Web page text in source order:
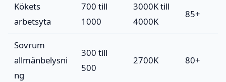
Kökets
arbetsyta
700 till
1000
3000K till
4000K
85+
Sovrum
allmänbelysni
ng
300 till
500
2700K 80+